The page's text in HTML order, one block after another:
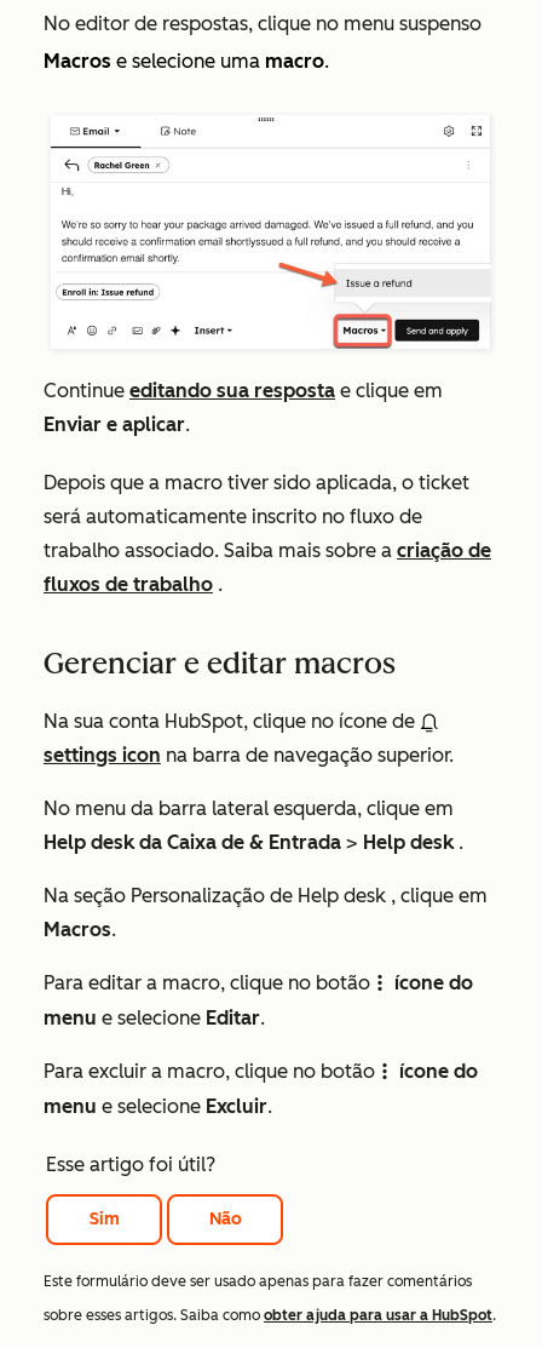
No editor de respostas, clique no menu suspenso
Macros e selecione uma macro.
Continue editando sua resposta e clique em
Enviar e aplicar.
Depois que a macro tiver sido aplicada, o ticket
será automaticamente inscrito no fluxo de
trabalho associado. Saiba mais sobre a criação de
fluxos de trabalho .
Gerenciar e editar macros
Na sua conta HubSpot, clique no ícone de
settings icon na barra de navegação superior.
No menu da barra lateral esquerda, clique em
Help desk da Caixa de & Entrada > Help desk.
Na seção Personalização de Help desk , clique em
Macros.
Para editar a macro, clique no botão verticalMenu
ícone do
menu e selecione Editar.
Para excluir a macro, clique no botão verticalMenu
ícone do
menu e selecione Excluir.
Esse artigo foi útil?
Sim Não
Este formulário deve ser usado apenas para fazer comentários
sobre esses artigos. Saiba como obter ajuda para usar a HubSpot.